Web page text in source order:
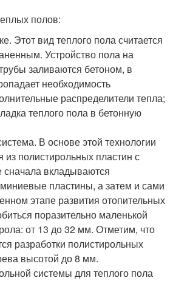
полов:
Этот вид теплого пола считается
Устройство пола на
заливаются бетоном, в
необходимость
распределители тепла;
теплого пола в бетонную
В основе этой технологии
из полистирольных пластин с
сначала вкладываются
пластины, а затем и сами
этапе развития отопительных
поразительно маленькой
от 13 до 32 мм. Отметим, что
разработки полистирольных
высотой до 8 мм.
системы для теплого пола